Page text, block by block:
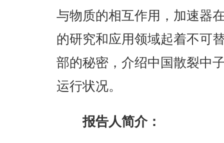
与物质的相互作用，加速器
的研究和应用领域起着不可
部的秘密，介绍中国散裂中
运行状况。
报告人简介：